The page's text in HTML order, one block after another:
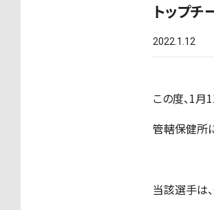
トップ
2022.1.12
この度、1
管轄保健所
当該選⼿は